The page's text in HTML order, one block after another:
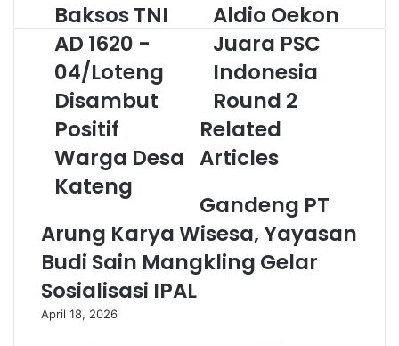
Baksos TNI
AD 1620 -
04/Loteng
Disambut
Positif
Warga Desa
Kateng
Aldio Oekon
Juara PSC
Indonesia
Round 2
Related
Articles
Gandeng PT
Arung Karya Wisesa, Yayasan
Budi Sain Mangkling Gelar
Sosialisasi IPAL
April 18, 2026